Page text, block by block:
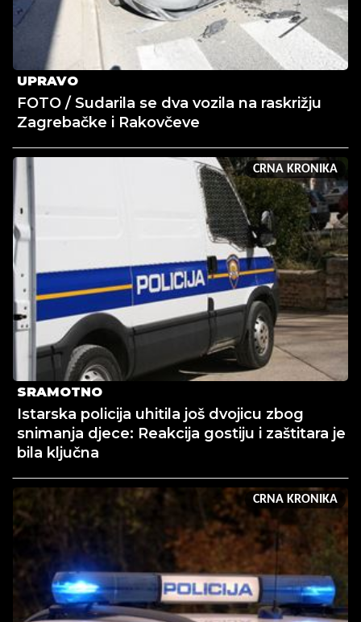
UPRAVO
FOTO / Sudarila se dva vozila na raskrižju
Zagrebačke i Rakovčeve
CRNA KRONIKA
SRAMOTNO
Istarska policija uhitila još dvojicu zbog
snimanja djece: Reakcija gostiju i zaštitara je
bila ključna
CRNA KRONIKA